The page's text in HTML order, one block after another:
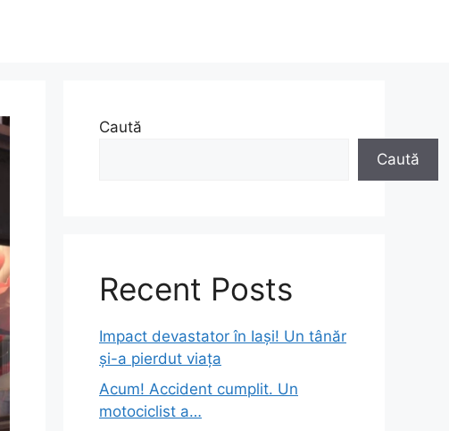
Caută
Caută
Recent Posts
Impact devastator în Iași! Un tânăr
și-a pierdut viața
Acum! Accident cumplit. Un
motociclist a…